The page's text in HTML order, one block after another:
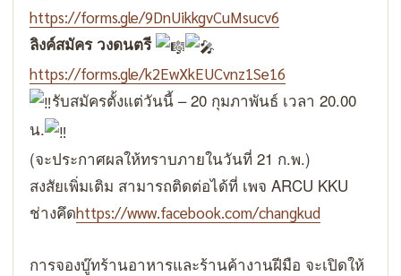
https://forms.gle/9DnUikkgvCuMsucv6
ลิงค์สมัคร วงดนตรี
https://forms.gle/k2EwXkEUCvnz1Se16
รับสมัครตั้งแต่วันนี้ – 20 กุมภาพันธ์ เวลา 20.00
น.
(จะประกาศผลให้ทราบภายในวันที่ 21 ก.พ.)
สงสัยเพิ่มเติม สามารถติดต่อได้ที่ เพจ ARCU KKU
ช่างคึดhttps://www.facebook.com/changkud
การจองบู๊ทร้านอาหารและร้านค้างานฝีมือ จะเปิดให้